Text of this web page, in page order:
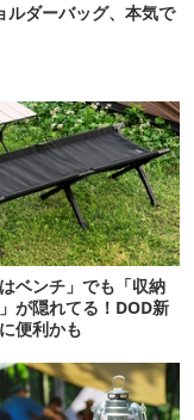
ルダーバッグ、本気で
はベンチ」でも「収納
が隠れてる！DOD新
便利かも